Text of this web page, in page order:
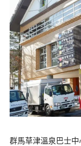
群馬草津溫泉巴士中